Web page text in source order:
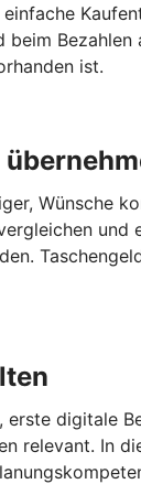
beim
ist.
Wünsche
und
erste digitale
relevant. In